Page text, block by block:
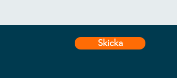
Skicka